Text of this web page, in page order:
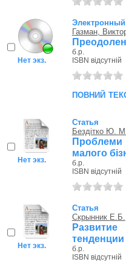
Нет экз.
Электронный
Газман,
б.р.
ISBN відсутній
повний
Нет экз.
Статья
Бездітко Ю.
малого
б.р.
ISBN відсутній
Нет экз.
Статья
Скрынник Е.Б.
тенденции
б.р.
ISBN відсутній